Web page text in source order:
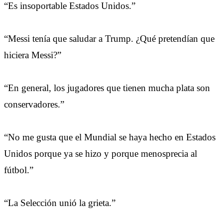
“Es insoportable Estados Unidos.”
“Messi tenía que saludar a Trump. ¿Qué pretendían que
hiciera Messi?”
“En general, los jugadores que tienen mucha plata son
conservadores.”
“No me gusta que el Mundial se haya hecho en Estados
Unidos porque ya se hizo y porque menosprecia al
fútbol.”
“La Selección unió la grieta.”